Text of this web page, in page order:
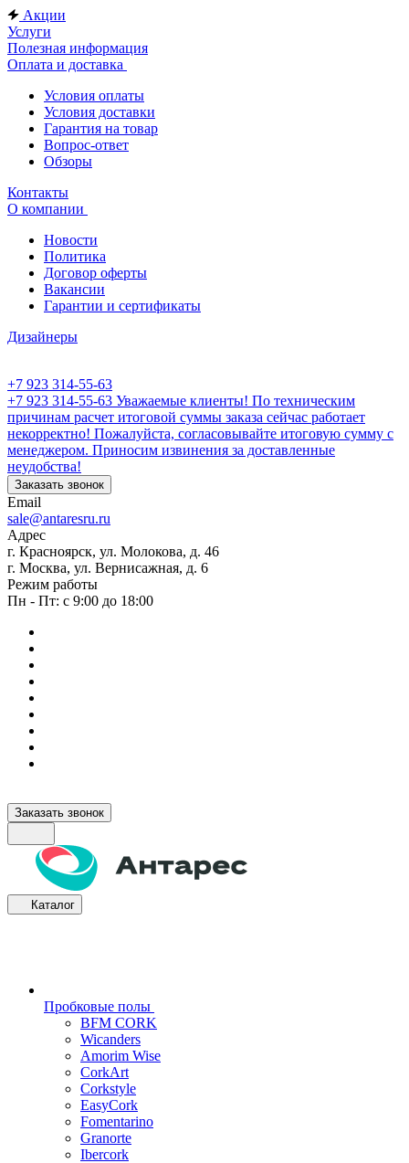
Акции
Услуги
Полезная информация
Оплата и доставка
Условия оплаты
Условия доставки
Гарантия на товар
Вопрос-ответ
Обзоры
Контакты
О компании
Новости
Политика
Договор оферты
Вакансии
Гарантии и сертификаты
Дизайнеры
+7 923 314-55-63
+7 923 314-55-63 Уважаемые клиенты! По техническим
причинам расчет итоговой суммы заказа сейчас работает
некорректно! Пожалуйста, согласовывайте итоговую сумму с
менеджером. Приносим извинения за доставленные
неудобства!
Заказать звонок
Email
sale@antaresru.ru
Адрес
г. Красноярск, ул. Молокова, д. 46
г. Москва, ул. Вернисажная, д. 6
Режим работы
Пн - Пт: с 9:00 до 18:00
Заказать звонок
Каталог
Пробковые полы
BFM CORK
Wicanders
Amorim Wise
CorkArt
Corkstyle
EasyCork
Fomentarino
Granorte
Ibercork